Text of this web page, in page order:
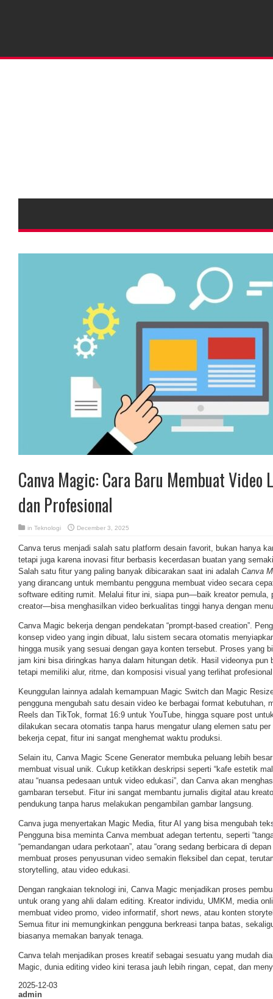
Canva Magic: Cara Baru Membuat Video
dan Profesional
in Teknologi December 3, 2025
Canva terus menjadi salah satu platform desain favorit, bukan hanya
tetapi juga karena inovasi fitur berbasis kecerdasan buatan yang
Salah satu fitur yang paling banyak dibicarakan saat ini adalah Canva
yang dirancang untuk membantu pengguna membuat video secara
software editing rumit. Melalui fitur ini, siapa pun—baik kreator pemula,
creator—bisa menghasilkan video berkualitas tinggi hanya dengan
Canva Magic bekerja dengan pendekatan “prompt-based creation”.
konsep video yang ingin dibuat, lalu sistem secara otomatis
hingga musik yang sesuai dengan gaya konten tersebut. Proses yang
jam kini bisa diringkas hanya dalam hitungan detik. Hasil videonya pun
tetapi memiliki alur, ritme, dan komposisi visual yang terlihat
Keunggulan lainnya adalah kemampuan Magic Switch dan Magic
pengguna mengubah satu desain video ke berbagai format kebutuhan,
Reels dan TikTok, format 16:9 untuk YouTube, hingga square post
dilakukan secara otomatis tanpa harus mengatur ulang elemen satu
bekerja cepat, fitur ini sangat menghemat waktu produksi.
Selain itu, Canva Magic Scene Generator membuka peluang lebih
membuat visual unik. Cukup ketikkan deskripsi seperti “kafe estetik
atau “nuansa pedesaan untuk video edukasi”, dan Canva akan
gambaran tersebut. Fitur ini sangat membantu jurnalis digital atau
pendukung tanpa harus melakukan pengambilan gambar langsung.
Canva juga menyertakan Magic Media, fitur AI yang bisa mengubah
Pengguna bisa meminta Canva membuat adegan tertentu, seperti
“pemandangan udara perkotaan”, atau “orang sedang berbicara di
membuat proses penyusunan video semakin fleksibel dan cepat,
storytelling, atau video edukasi.
Dengan rangkaian teknologi ini, Canva Magic menjadikan proses
untuk orang yang ahli dalam editing. Kreator individu, UMKM, media
membuat video promo, video informatif, short news, atau konten
Semua fitur ini memungkinkan pengguna berkreasi tanpa batas,
biasanya memakan banyak tenaga.
Canva telah menjadikan proses kreatif sebagai sesuatu yang mudah
Magic, dunia editing video kini terasa jauh lebih ringan, cepat, dan
2025-12-03
admin